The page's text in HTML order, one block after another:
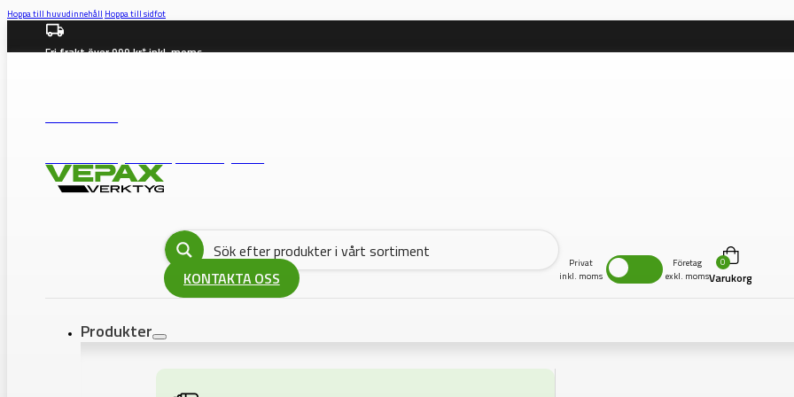
Hoppa till huvudinnehåll Hoppa till sidfot
Fri frakt över 999 kr* inkl. moms
KONTAKTA OSS
Privat
inkl. moms
Företag
exkl. moms
0
Varukorg
Produkter